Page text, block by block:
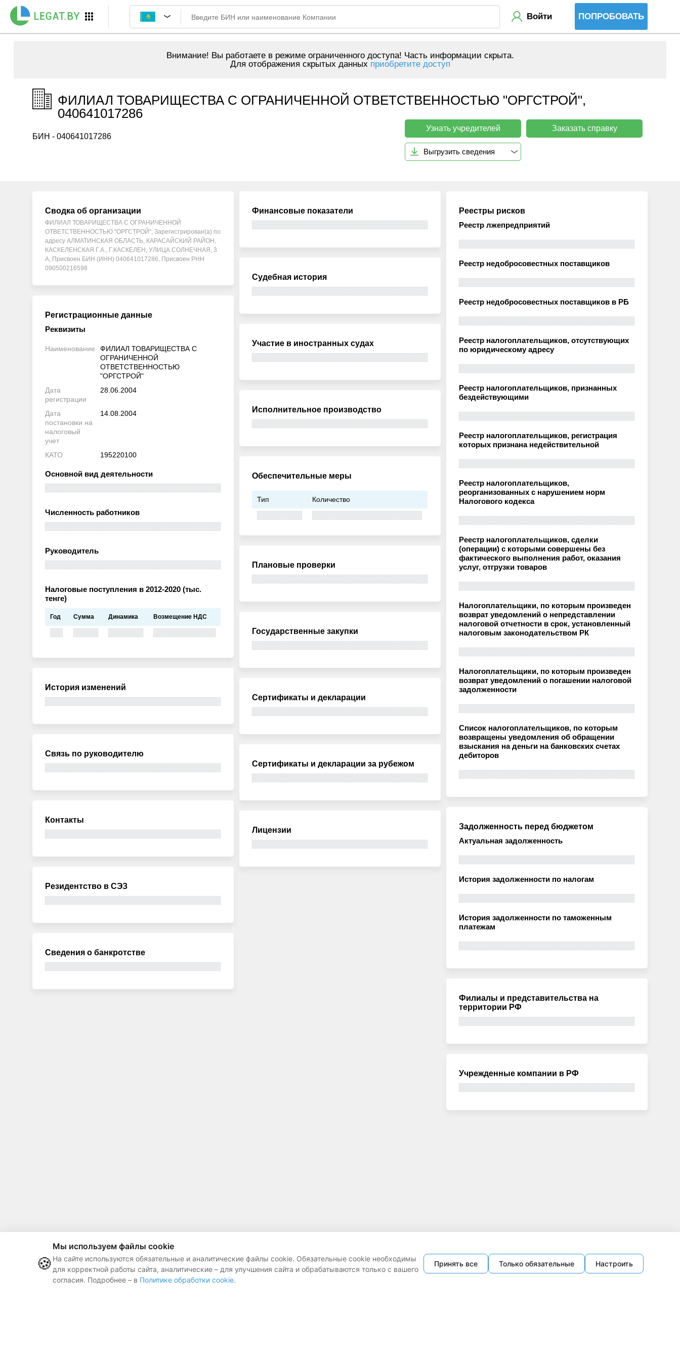
Войти ПОПРОБОВАТЬ
Внимание! Вы работаете в режиме ограниченного доступа! Часть информации скрыта.
Для отображения скрытых данных приобретите доступ
ФИЛИАЛ ТОВАРИЩЕСТВА С ОГРАНИЧЕННОЙ ОТВЕТСТВЕННОСТЬЮ "ОРГСТРОЙ",
040641017286
БИН - 040641017286
Узнать учредителей Заказать справку
Выгрузить сведения
Сводка об организации
ФИЛИАЛ ТОВАРИЩЕСТВА С ОГРАНИЧЕННОЙ
ОТВЕТСТВЕННОСТЬЮ "ОРГСТРОЙ", Зарегистрирован(а) по
адресу АЛМАТИНСКАЯ ОБЛАСТЬ, КАРАСАЙСКИЙ РАЙОН,
КАСКЕЛЕНСКАЯ Г.А., Г.КАСКЕЛЕН, УЛИЦА СОЛНЕЧНАЯ, 3
А, Присвоен БИН (ИНН) 040641017286, Присвоен РНН
090500216598
Регистрационные данные
Реквизиты
Наименование
ФИЛИАЛ ТОВАРИЩЕСТВА С
ОГРАНИЧЕННОЙ
ОТВЕТСТВЕННОСТЬЮ
"ОРГСТРОЙ"
Дата
регистрации
28.06.2004
Дата
постановки на
налоговый
учет
14.08.2004
КАТО 195220100
Основной вид деятельности
Численность работников
Руководитель
Налоговые поступления в 2012-2020 (тыс.
тенге)
Год Сумма Динамика Возмещение НДС
История изменений
Связь по руководителю
Контакты
Резидентство в СЭЗ
Сведения о банкротстве
Финансовые показатели
Судебная история
Участие в иностранных судах
Исполнительное производство
Обеспечительные меры
Тип Количество
Плановые проверки
Государственные закупки
Сертификаты и декларации
Сертификаты и декларации за рубежом
Лицензии
Реестры рисков
Реестр лжепредприятий
Реестр недобросовестных поставщиков
Реестр недобросовестных поставщиков в РБ
Реестр налогоплательщиков, отсутствующих
по юридическому адресу
Реестр налогоплательщиков, признанных
бездействующими
Реестр налогоплательщиков, регистрация
которых признана недействительной
Реестр налогоплательщиков,
реорганизованных с нарушением норм
Налогового кодекса
Реестр налогоплательщиков, сделки
(операции) с которыми совершены без
фактического выполнения работ, оказания
услуг, отгрузки товаров
Налогоплательщики, по которым произведен
возврат уведомлений о непредставлении
налоговой отчетности в срок, установленный
налоговым законодательством РК
Налогоплательщики, по которым произведен
возврат уведомлений о погашении налоговой
задолженности
Список налогоплательщиков, по которым
возвращены уведомления об обращении
взыскания на деньги на банковских счетах
дебиторов
Задолженность перед бюджетом
Актуальная задолженность
История задолженности по налогам
История задолженности по таможенным
платежам
Филиалы и представительства на
территории РФ
Учрежденные компании в РФ
🍪
Мы используем файлы cookie
На сайте используются обязательные и аналитические файлы cookie. Обязательные cookie необходимы
для корректной работы сайта, аналитические – для улучшения сайта и обрабатываются только с вашего
согласия. Подробнее – в Политике обработки cookie.
Принять все Только обязательные Настроить